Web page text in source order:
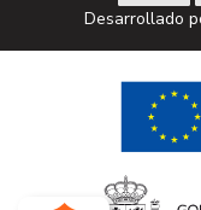
Desarrollado